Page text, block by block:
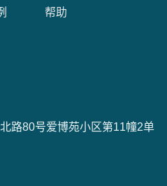
帮助
路80号爱博苑小区第11幢2单